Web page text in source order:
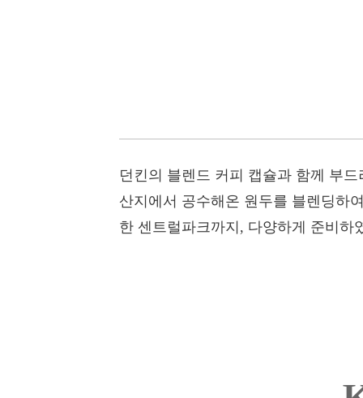
던킨의 블렌드 커피 캡슐과 함께 부
산지에서 공수해온 원두를 블렌딩하
한 센트럴파크까지, 다양하게 준비하